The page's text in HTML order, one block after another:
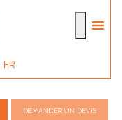
FR
DEMANDER UN DEVIS